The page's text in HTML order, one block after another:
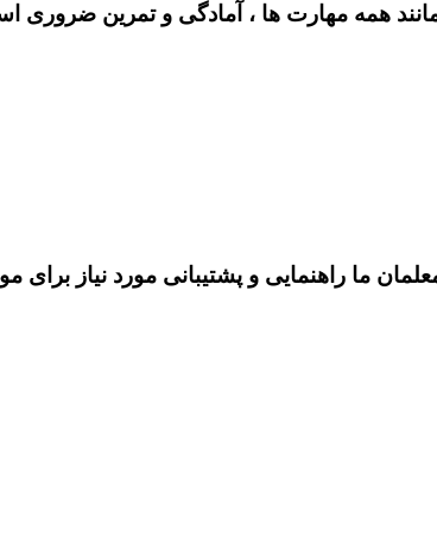
همه مهارت ها ، آمادگی و تمرین ضروری
ما راهنمایی و پشتیبانی مورد نیاز برای